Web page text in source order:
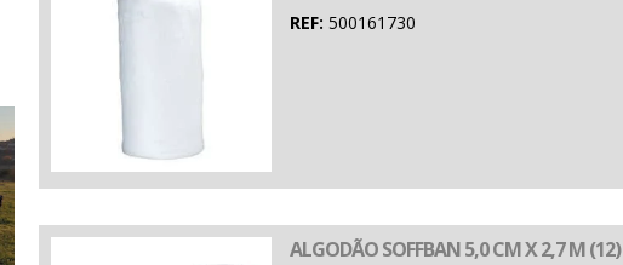
REF: 500161730
ALGODÃO SOFFBAN 5,0 CM X 2,7 M (12)